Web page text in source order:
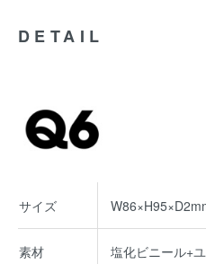
DETAIL
サイズ
素材 塩化ビニール+